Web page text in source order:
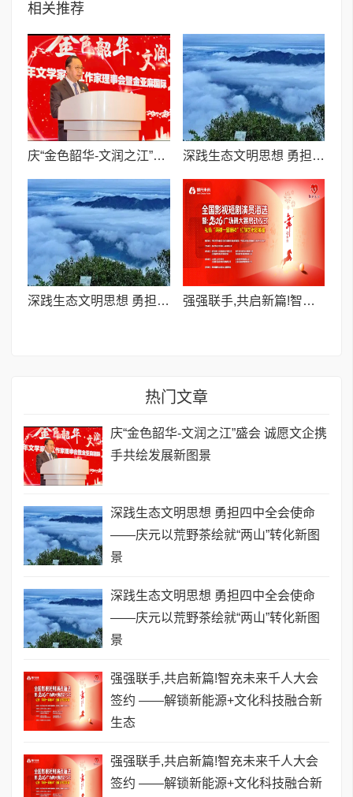
相关推荐
庆“金色韶华-文润之江”盛会 诚愿文企携手共绘发展新图景 深践生态文明思想 勇担四中全会使命——庆元以荒野茶绘就“两山”转化新图景
深践生态文明思想 勇担四中全会使命——庆元以荒野茶绘就“两山”转化新图景 强强联手,共启新篇!智充未来千人大会签约 ——解锁新能源+文化科技融合新生态
热门文章
庆“金色韶华-文润之江”盛会 诚愿文企携
手共绘发展新图景
深践生态文明思想 勇担四中全会使命
——庆元以荒野茶绘就“两山”转化新图
景
深践生态文明思想 勇担四中全会使命
——庆元以荒野茶绘就“两山”转化新图
景
强强联手,共启新篇!智充未来千人大会
签约 ——解锁新能源+文化科技融合新
生态
强强联手,共启新篇!智充未来千人大会
签约 ——解锁新能源+文化科技融合新